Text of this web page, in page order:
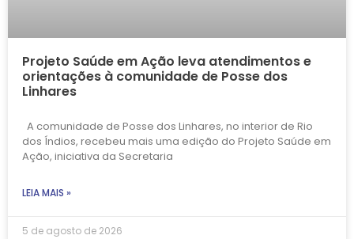
Projeto Saúde em Ação leva atendimentos e
orientações à comunidade de Posse dos
Linhares
A comunidade de Posse dos Linhares, no interior de Rio
dos Índios, recebeu mais uma edição do Projeto Saúde em
Ação, iniciativa da Secretaria
LEIA MAIS »
5 de agosto de 2026